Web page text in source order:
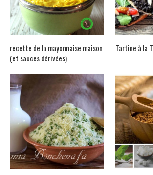
recette de la mayonnaise maison
(et sauces dérivées)
Tartine à la